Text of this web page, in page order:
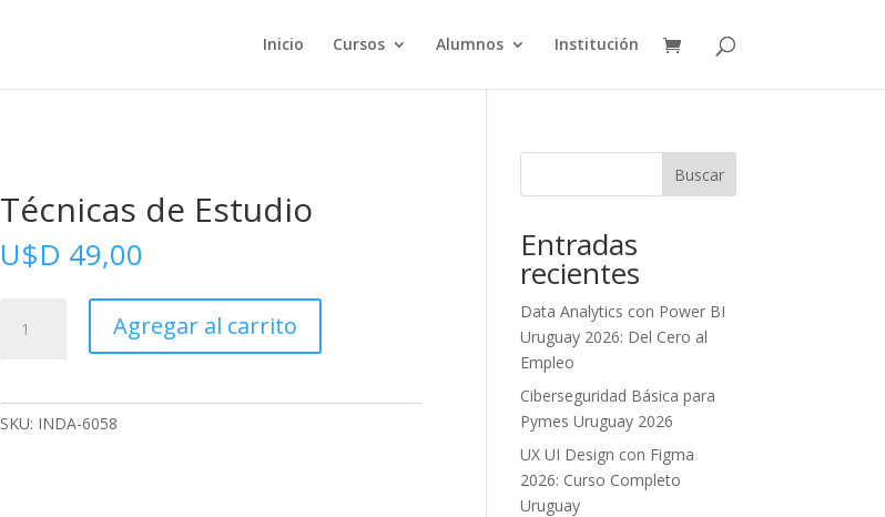
Inicio Cursos Alumnos Institución
Técnicas de Estudio
U$D 49,00
Agregar al carrito
SKU: INDA-6058
Buscar
Entradas
recientes
Data Analytics con Power BI
Uruguay 2026: Del Cero al
Empleo
Ciberseguridad Básica para
Pymes Uruguay 2026
UX UI Design con Figma
2026: Curso Completo
Uruguay